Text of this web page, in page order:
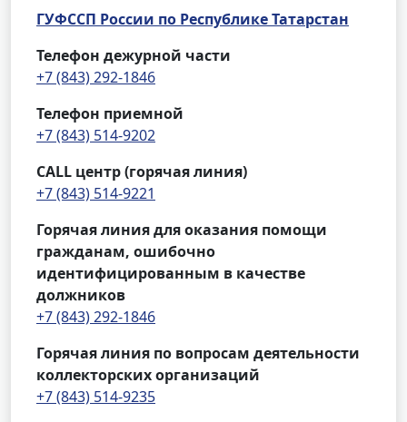
ГУФССП России по Республике Татарстан
Телефон дежурной части
+7 (843) 292-1846
Телефон приемной
+7 (843) 514-9202
CALL центр (горячая линия)
+7 (843) 514-9221
Горячая линия для оказания помощи
гражданам, ошибочно
идентифицированным в качестве
должников
+7 (843) 292-1846
Горячая линия по вопросам деятельности
коллекторских организаций
+7 (843) 514-9235